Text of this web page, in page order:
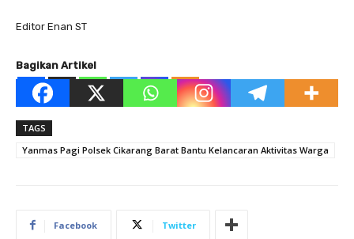
Editor Enan ST
Bagikan Artikel
TAGS
Yanmas Pagi Polsek Cikarang Barat Bantu Kelancaran Aktivitas Warga
Facebook Twitter